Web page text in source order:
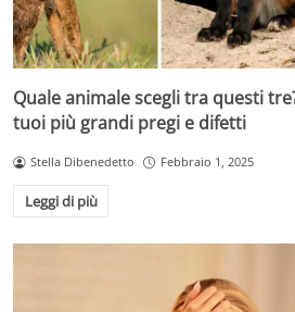
Quale animale scegli tra questi
tuoi più grandi pregi e difetti
Stella Dibenedetto Febbraio 1, 2025
Leggi di più